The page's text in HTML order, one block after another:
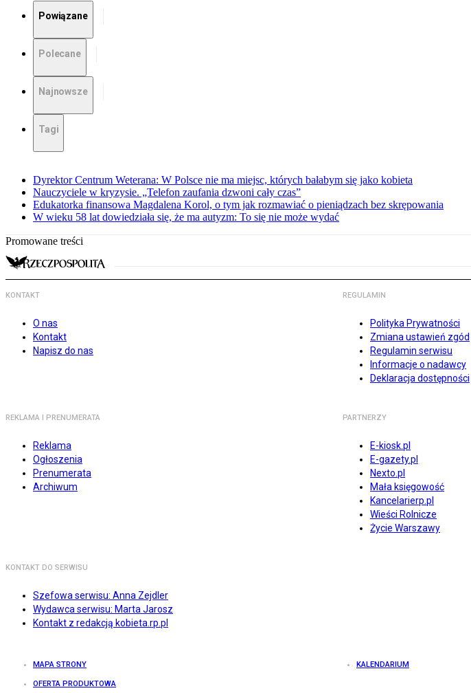
Powiązane
Polecane
Najnowsze
Tagi
Dyrektor Centrum Weterana: W Polsce nie ma miejsc, których bałabym się jako kobieta
Nauczyciele w kryzysie. „Telefon zaufania dzwoni cały czas”
Edukatorka finansowa Magdalena Korol, o tym jak rozmawiać o pieniądzach bez skrępowania
W wieku 58 lat dowiedziała się, że ma autyzm: To się nie może wydać
Promowane treści
KONTAKT
O nas
Kontakt
Napisz do nas
REGULAMIN
Polityka Prywatności
Zmiana ustawień zgód
Regulamin serwisu
Informacje o nadawcy
Deklaracja dostępności
REKLAMA I PRENUMERATA
Reklama
Ogłoszenia
Prenumerata
Archiwum
PARTNERZY
E-kiosk.pl
E-gazety.pl
Nexto.pl
Mała księgowość
Kancelarierp.pl
Wieści Rolnicze
Życie Warszawy
KONTAKT DO SERWISU
Szefowa serwisu: Anna Zejdler
Wydawca serwisu: Marta Jarosz
Kontakt z redakcją kobieta.rp.pl
MAPA STRONY KALENDARIUM
OFERTA PRODUKTOWA